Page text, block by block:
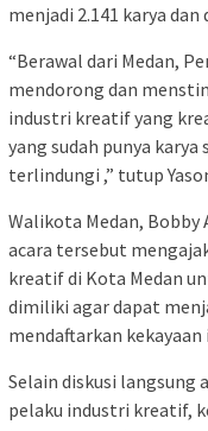
menjadi 2.141 karya dan
“Berawal dari Medan,
mendorong dan
industri kreatif yang
yang sudah punya
terlindungi ,” tutup
Walikota Medan,
acara tersebut
kreatif di Kota Medan
dimiliki agar dapat
mendaftarkan
Selain diskusi langsung
pelaku industri kreatif,